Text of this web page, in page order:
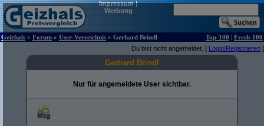
Impressum|
Werbung
Geizhals » Forum » User-Verzeichnis » Gerhard Brindl Top-100 | Fresh-100
Du bist nicht angemeldet. [ Login/Registrieren ]
Gerhard Brindl
Nur für angemeldete User sichtbar.